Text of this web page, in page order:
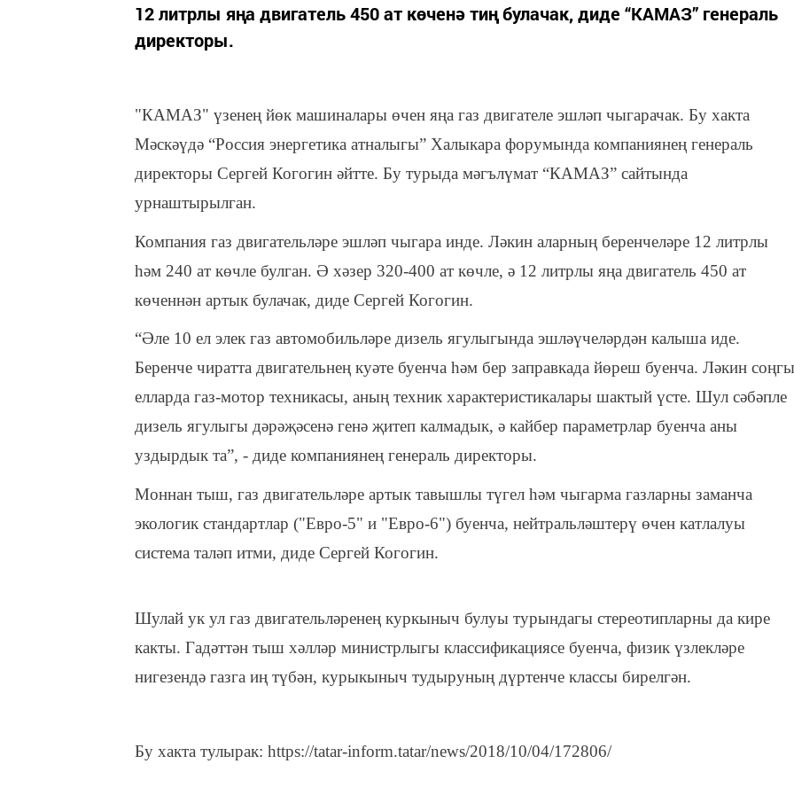
12 литрлы яңа двигатель 450 ат көченә тиң булачак, диде “КАМАЗ” генераль
директоры.
"КАМАЗ" үзенең йөк машиналары өчен яңа газ двигателе эшләп чыгарачак. Бу хакта
Мәскәүдә “Россия энергетика атналыгы” Халыкара форумында компаниянең генераль
директоры Сергей Когогин әйтте. Бу турыда мәгълүмат “КАМАЗ” сайтында
урнаштырылган.
Компания газ двигательләре эшләп чыгара инде. Ләкин аларның беренчеләре 12 литрлы
һәм 240 ат көчле булган. Ә хәзер 320-400 ат көчле, ә 12 литрлы яңа двигатель 450 ат
көченнән артык булачак, диде Сергей Когогин.
“Әле 10 ел элек газ автомобильләре дизель ягулыгында эшләүчеләрдән калыша иде.
Беренче чиратта двигательнең куәте буенча һәм бер заправкада йөреш буенча. Ләкин соңгы
елларда газ-мотор техникасы, аның техник характеристикалары шактый үсте. Шул сәбәпле
дизель ягулыгы дәрәҗәсенә генә җитеп калмадык, ә кайбер параметрлар буенча аны
уздырдык та”, - диде компаниянең генераль директоры.
Моннан тыш, газ двигательләре артык тавышлы түгел һәм чыгарма газларны заманча
экологик стандартлар ("Евро-5" и "Евро-6") буенча, нейтральләштерү өчен катлалуы
система таләп итми, диде Сергей Когогин.
Шулай ук ул газ двигательләренең куркыныч булуы турындагы стереотипларны да кире
какты. Гадәттән тыш хәлләр министрлыгы классификациясе буенча, физик үзлекләре
нигезендә газга иң түбән, курыкыныч тудыруның дүртенче классы бирелгән.
Бу хакта тулырак: https://tatar-inform.tatar/news/2018/10/04/172806/